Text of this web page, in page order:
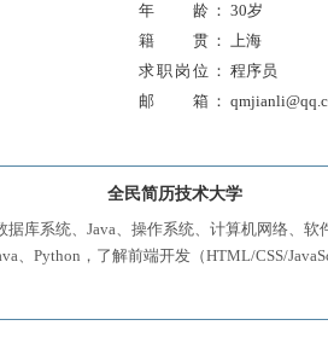
年 龄 ： 30岁
籍 贯 ： 上海
求职岗位 ： 程序员
邮 箱 ：
全民简历技术大学
库系统、Java、操作系统、计算机网络、软
、Python，了解前端开发（HTML/CSS/